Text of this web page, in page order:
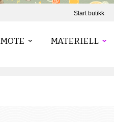
Start butikk
MOTE MATERIELL